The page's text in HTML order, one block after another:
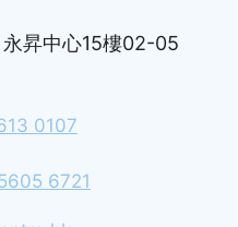
昇中心15樓02-05
0107
6721